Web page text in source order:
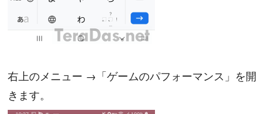
右上のメニュー →「ゲームのパフォーマンス」を開
きます。